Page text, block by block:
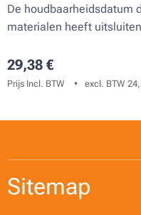
De houdbaarheidsdatum
materialen heeft
29,38 €
Prijs Incl. BTW excl. BTW
Sitemap